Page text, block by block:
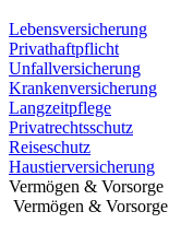
Lebensversicherung
Privathaftpflicht
Unfallversicherung
Krankenversicherung
Langzeitpflege
Privatrechtsschutz
Reiseschutz
Haustierversicherung
Vermögen & Vorsorge
Vermögen & Vorsorge